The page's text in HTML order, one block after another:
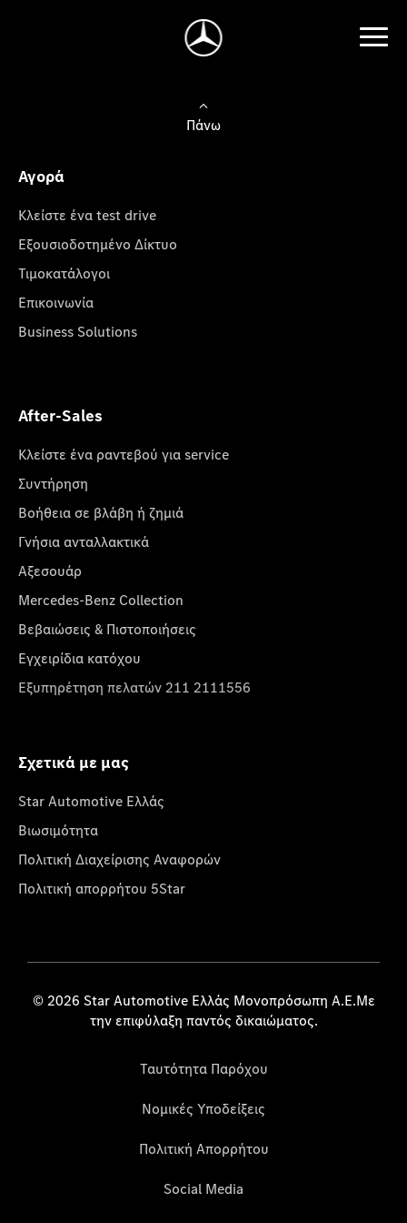
Πάνω
Αγορά
Κλείστε ένα test drive
Εξουσιοδοτημένο Δίκτυο
Τιμοκατάλογοι
Επικοινωνία
Business Solutions
After-Sales
Κλείστε ένα ραντεβού για service
Συντήρηση
Βοήθεια σε βλάβη ή ζημιά
Γνήσια ανταλλακτικά
Αξεσουάρ
Mercedes-Benz Collection
Βεβαιώσεις & Πιστοποιήσεις
Εγχειρίδια κατόχου
Εξυπηρέτηση πελατών 211 2111556
Σχετικά με μας
Star Automotive Ελλάς
Βιωσιμότητα
Πολιτική Διαχείρισης Αναφορών
Πολιτική απορρήτου 5Star
© 2026 Star Automotive Ελλάς Μονοπρόσωπη Α.Ε.Με
την επιφύλαξη παντός δικαιώματος.
Ταυτότητα Παρόχου
Νομικές Υποδείξεις
Πολιτική Απορρήτου
Social Media